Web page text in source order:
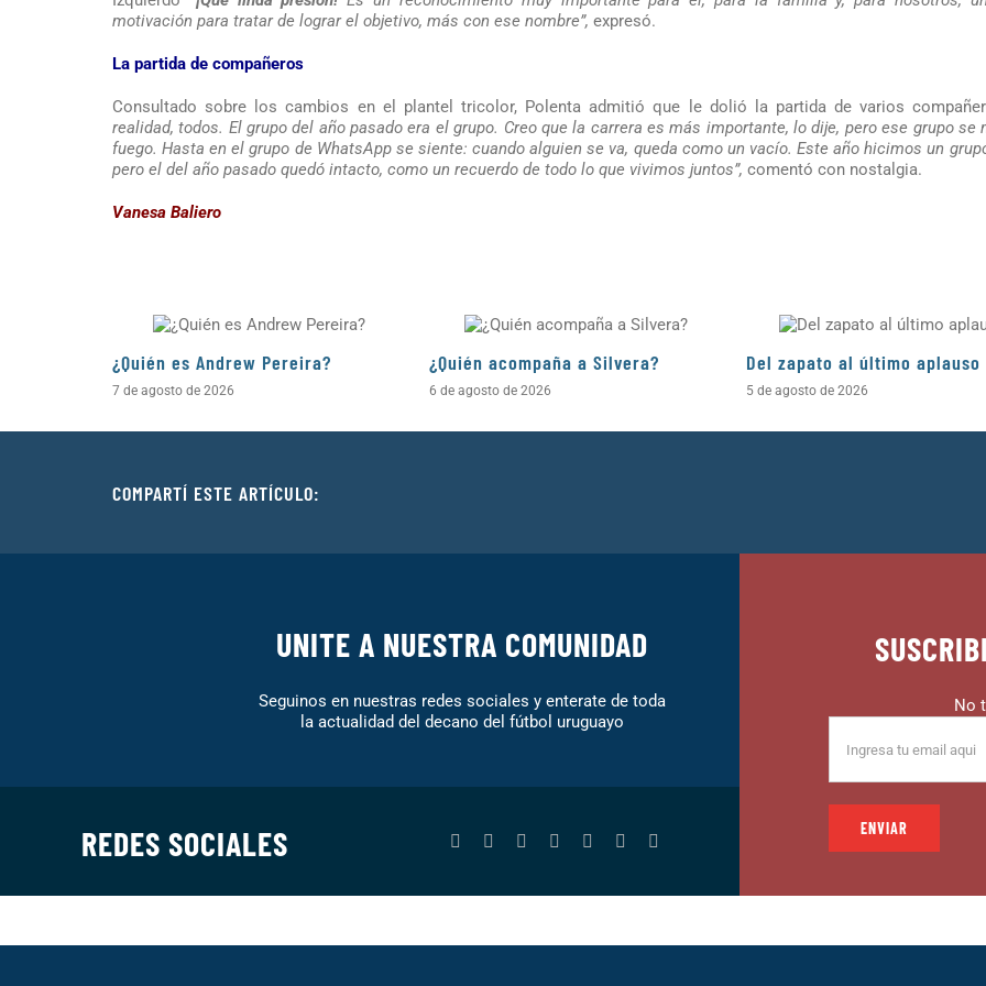
motivación para tratar de lograr el objetivo, más con ese nombre”, expresó.
La partida de compañeros
Consultado sobre los cambios en el plantel tricolor, Polenta admitió que le dolió la partida de varios
realidad, todos. El grupo del año pasado era el grupo. Creo que la carrera es más importante, lo dije, pero ese grupo se
fuego. Hasta en el grupo de WhatsApp se siente: cuando alguien se va, queda como un vacío. Este año hicimos un
pero el del año pasado quedó intacto, como un recuerdo de todo lo que vivimos juntos”, comentó con nostalgia.
Vanesa Baliero
¿Quién es Andrew Pereira?
7 de agosto de 2026
¿Quién acompaña a Silvera?
6 de agosto de 2026
Del zapato al último aplauso
5 de agosto de 2026
COMPARTÍ ESTE ARTÍCULO:
UNITE A NUESTRA COMUNIDAD
Seguinos en nuestras redes sociales y enterate de toda
la actualidad del decano del fútbol uruguayo
REDES SOCIALES
No